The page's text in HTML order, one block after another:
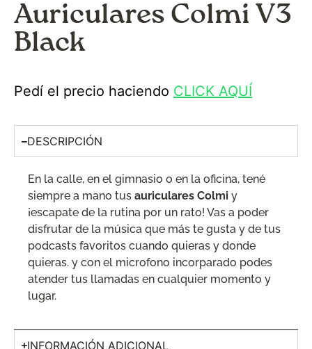
Auriculares Colmi V3
Black
Pedí el precio haciendo CLICK AQUÍ
DESCRIPCIÓN
En la calle, en el gimnasio o en la oficina, tené
siempre a mano tus auriculares Colmi y
¡escapate de la rutina por un rato! Vas a poder
disfrutar de la música que más te gusta y de tus
podcasts favoritos cuando quieras y donde
quieras. y con el microfono incorparado podes
atender tus llamadas en cualquier momento y
lugar.
INFORMACIÓN ADICIONAL